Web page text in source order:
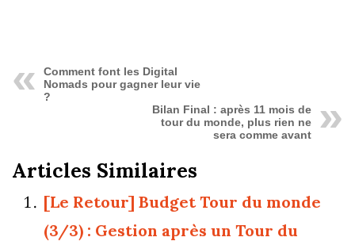
Comment font les Digital
Nomads pour gagner leur vie
?
Bilan Final : après 11 mois de
tour du monde, plus rien ne
sera comme avant
Articles Similaires
[Le Retour] Budget Tour du monde
(3/3) : Gestion après un Tour du